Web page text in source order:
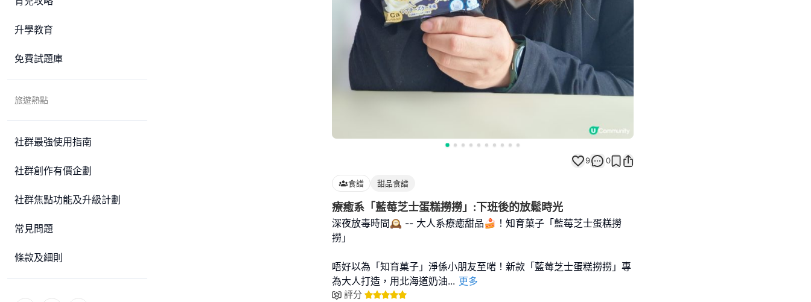
升學教育
免費試題庫
旅遊熱點
社群最強使用指南
社群創作有價企劃
社群焦點功能及升級計劃
常見問題
條款及細則
9 0
食譜 甜品食譜
療癒系「藍莓芝士蛋糕撈撈」:下班後的放鬆時光
深夜放毒時間🕰 -- 大人系療癒甜品🍰！知育菓子「藍莓芝士蛋糕撈
撈」
唔好以為「知育菓子」淨係小朋友至啱！新款「藍莓芝士蛋糕撈撈」專
為大人打造，用北海道奶油... 更多
評分